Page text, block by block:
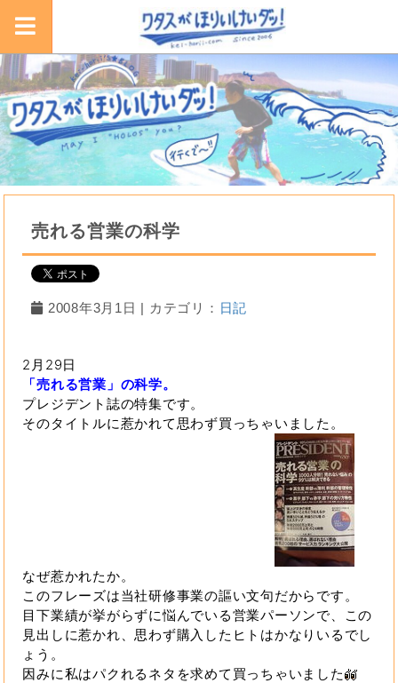
売れる営業の科学
2008年3月1日 | カテゴリ： 日記
2月29日
「売れる営業」の科学。
プレジデント誌の特集です。
そのタイトルに惹かれて思わず買っちゃいました。
なぜ惹かれたか。
このフレーズは当社研修事業の謳い文句だからです。
目下業績が挙がらずに悩んでいる営業パーソンで、この
見出しに惹かれ、思わず購入したヒトはかなりいるでし
ょう。
因みに私はパクれるネタを求めて買っちゃいました